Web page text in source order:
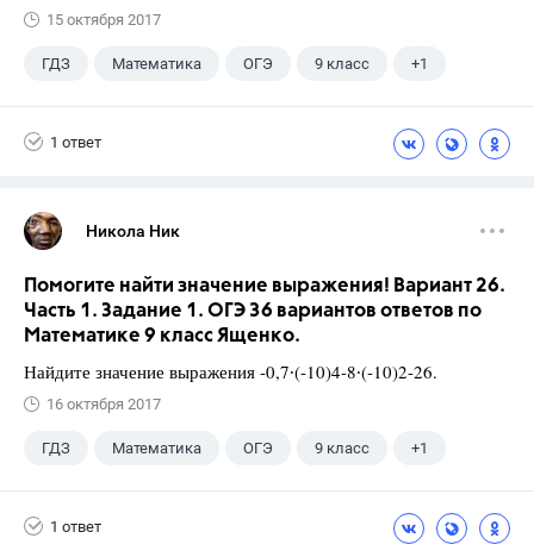
15 октября 2017
ГДЗ Математика ОГЭ 9 класс +1
1 ответ
Никола Ник
Помогите найти значение выражения! Вариант 26.
Часть 1. Задание 1. ОГЭ 36 вариантов ответов по
Математике 9 класс Ященко.
Найдите значение выражения -0,7∙(-10)4-8∙(-10)2-26.
16 октября 2017
ГДЗ Математика ОГЭ 9 класс +1
1 ответ